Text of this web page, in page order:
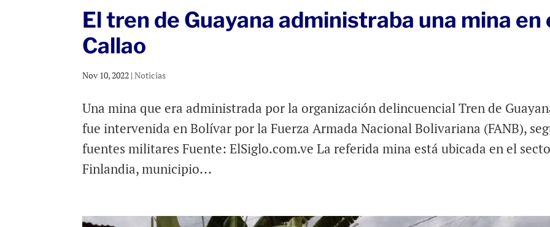
El tren de Guayana administraba una mina en
Callao
Nov 10, 2022 |Noticias
Una mina que era administrada por la organización delincuencial Tren de
fue intervenida en Bolívar por la Fuerza Armada Nacional Bolivariana (FANB),
fuentes militares Fuente: ElSiglo.com.ve La referida mina está ubicada en el
Finlandia, municipio...